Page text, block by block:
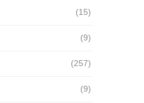
(15)
(9)
(257)
(9)